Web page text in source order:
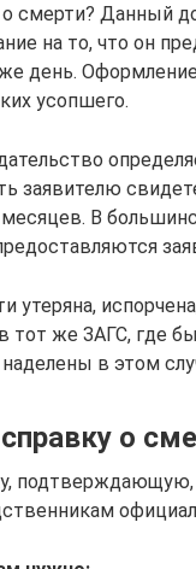
смерти? Данный
на то, что он
день.
усопшего.
заявителю
В
утеряна,
тот же ЗАГС, где
наделены в этом
о